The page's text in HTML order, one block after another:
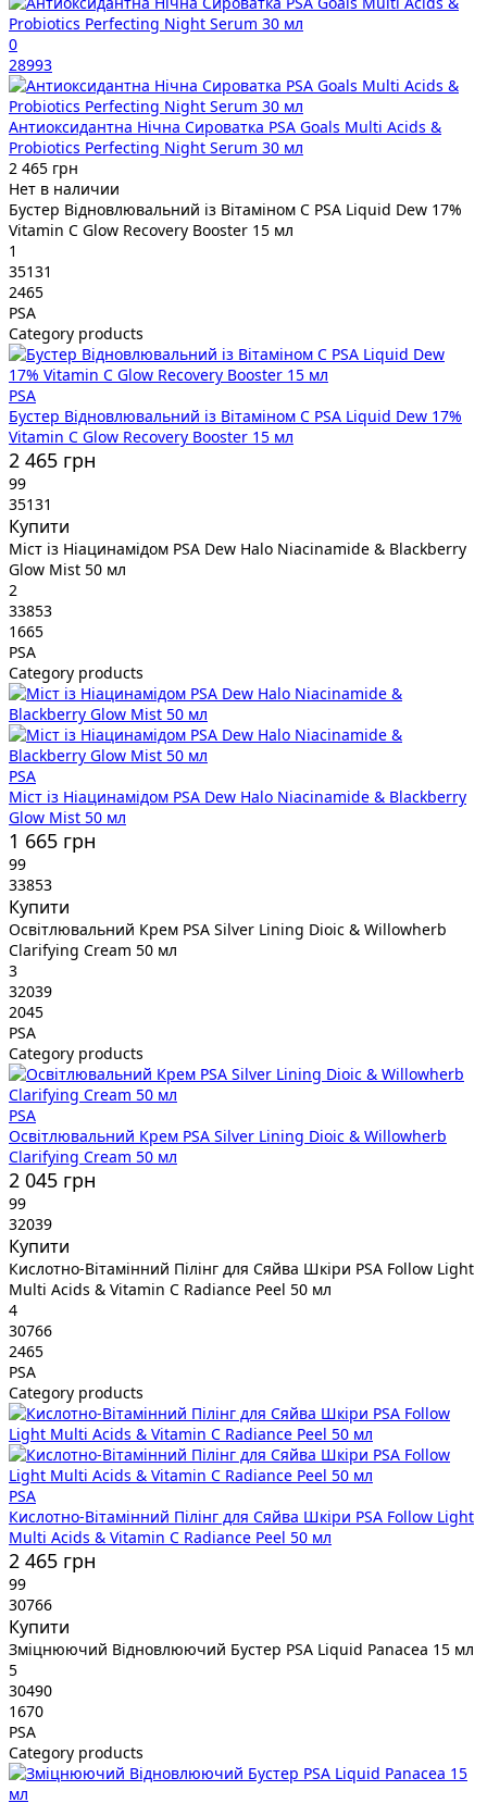
0
28993
Антиоксидантна Нічна Сироватка PSA Goals Multi Acids &
Probiotics Perfecting Night Serum 30 мл
2 465 грн
Нет в наличии
Бустер Відновлювальний із Вітаміном C PSA Liquid Dew 17%
Vitamin C Glow Recovery Booster 15 мл
1
35131
2465
PSA
Category products
PSA
Бустер Відновлювальний із Вітаміном C PSA Liquid Dew 17%
Vitamin C Glow Recovery Booster 15 мл
2 465 грн
99
35131
Купити
Міст із Ніацинамідом PSA Dew Halo Niacinamide & Blackberry
Glow Mist 50 мл
2
33853
1665
PSA
Category products
PSA
Міст із Ніацинамідом PSA Dew Halo Niacinamide & Blackberry
Glow Mist 50 мл
1 665 грн
99
33853
Купити
Освітлювальний Крем PSA Silver Lining Dioic & Willowherb
Clarifying Cream 50 мл
3
32039
2045
PSA
Category products
PSA
Освітлювальний Крем PSA Silver Lining Dioic & Willowherb
Clarifying Cream 50 мл
2 045 грн
99
32039
Купити
Кислотно-Вітамінний Пілінг для Сяйва Шкіри PSA Follow Light
Multi Acids & Vitamin C Radiance Peel 50 мл
4
30766
2465
PSA
Category products
PSA
Кислотно-Вітамінний Пілінг для Сяйва Шкіри PSA Follow Light
Multi Acids & Vitamin C Radiance Peel 50 мл
2 465 грн
99
30766
Купити
Зміцнюючий Відновлюючий Бустер PSA Liquid Panacea 15 мл
5
30490
1670
PSA
Category products